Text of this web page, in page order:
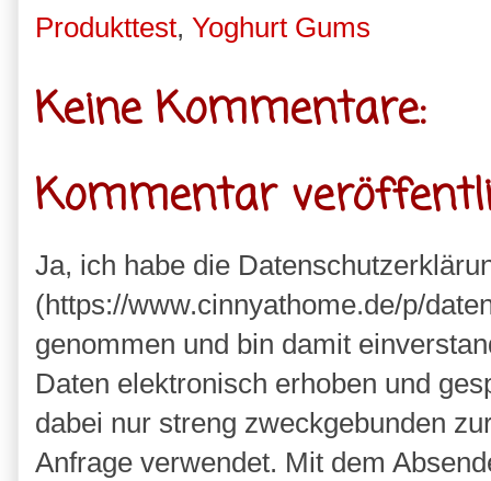
Produkttest, Yoghurt Gums
Keine Kommentare:
Kommentar
Ja, ich habe die
(https://www.cinnyathome.de/p/
genommen und bin damit
Daten elektronisch erhoben und
dabei nur streng zweckgebunden
Anfrage verwendet. Mit dem